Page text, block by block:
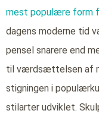
mest populære form
dagens moderne tid
pensel snarere end
til værdsættelsen af
stigningen i
stilarter udviklet.